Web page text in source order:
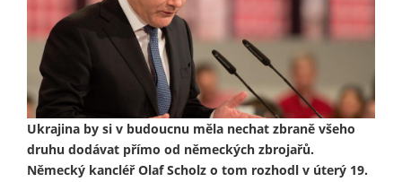
Ukrajina by si v budoucnu měla nechat zbraně všeho
druhu dodávat přímo od německých zbrojařů.
Německý kancléř Olaf Scholz o tom rozhodl v úterý 19.